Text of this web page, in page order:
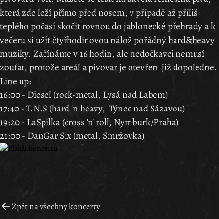
která zde leží přímo před nosem, v případě až příliš
teplého počasí skočit rovnou do jablonecké přehrady a k
večeru si užít čtyřhodinovou nálož pořádný hard&heavy
muziky. Začínáme v 16 hodin, ale nedočkavci nemusí
zoufat, protože areál a pivovar je otevřen již dopoledne.
Line up:
16:00 - Diesel (rock-metal, Lysá nad Labem)
17:40 - T.N.S (hard 'n heavy, Týnec nad Sázavou)
19:20 - LaSpilka (cross 'n' roll, Nymburk/Praha)
21:00 - DanGar Six (metal, Smržovka)
Zpět na všechny koncerty